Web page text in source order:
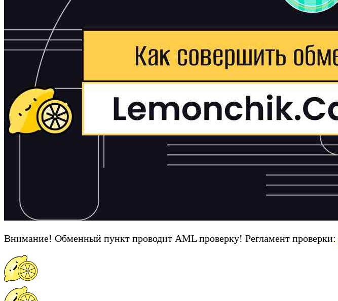
Внимание! Обменный пункт проводит AML проверку! Регламент проверки: